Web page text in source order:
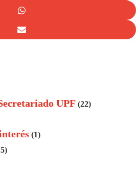
UPF (22)
(1)